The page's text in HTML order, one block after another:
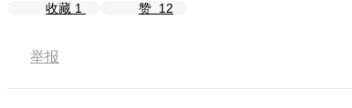
收藏 1 赞 12
举报